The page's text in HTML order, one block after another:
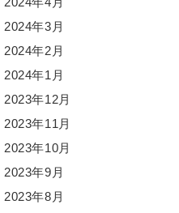
2024年3月
2024年2月
2024年1月
2023年12月
2023年11月
2023年10月
2023年9月
2023年8月